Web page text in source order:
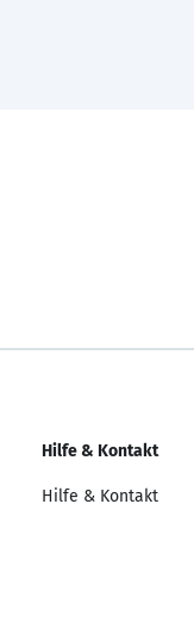
Hilfe & Kontakt
Hilfe & Kontakt